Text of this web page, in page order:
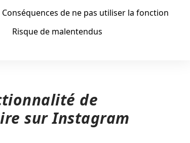
Conséquences de ne pas utiliser la fonction
Risque de malentendus
de
sur Instagram